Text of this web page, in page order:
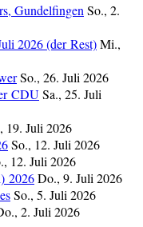
Gundelfingen So., 2.
2026 (der Rest)Mi.,
So., 26. Juli 2026
CDUSa., 25. Juli
19. Juli 2026
So., 12. Juli 2026
12. Juli 2026
2026Do., 9. Juli 2026
So., 5. Juli 2026
2. Juli 2026